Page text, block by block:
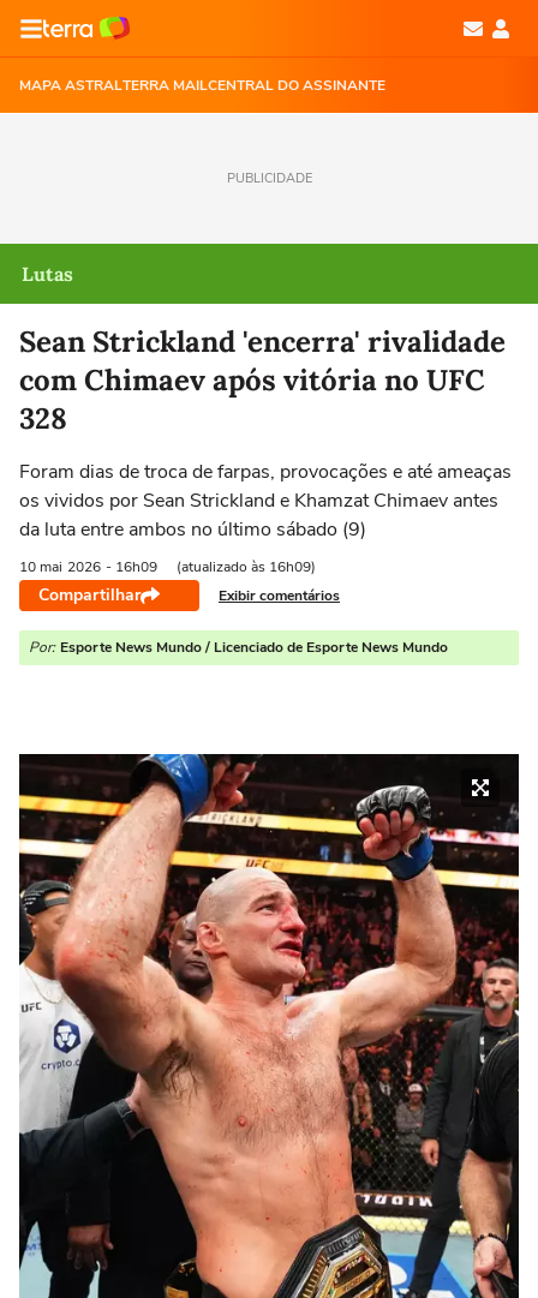
MAPA ASTRALTERRA MAILCENTRAL DO ASSINANTE
PUBLICIDADE
Lutas
Sean Strickland 'encerra' rivalidade
com Chimaev após vitória no UFC
328
Foram dias de troca de farpas, provocações e até ameaças
os vividos por Sean Strickland e Khamzat Chimaev antes
da luta entre ambos no último sábado (9)
10 mai 2026 - 16h09 (atualizado às 16h09)
Compartilhar Exibir comentários
Por: Esporte News Mundo / Licenciado de Esporte News Mundo